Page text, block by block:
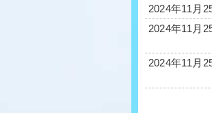
2024年11月
2024年11月
2024年11月